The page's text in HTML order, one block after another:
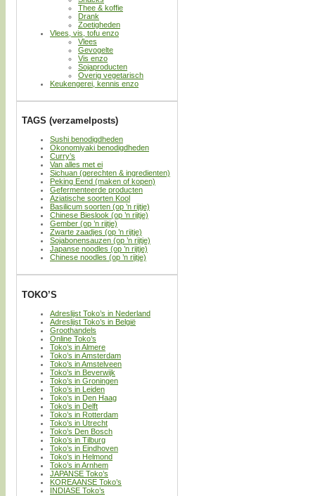
Thee & koffie
Drank
Zoetigheden
Vlees, vis, tofu enzo
Vlees
Gevogelte
Vis enzo
Sojaproducten
Overig vegetarisch
Keukengerei, kennis enzo
TAGS (verzamelposts)
Sushi benodigdheden
Okonomiyaki benodigdheden
Curry’s
Van alles met ei
Sichuan (gerechten & ingredienten)
Peking Eend (maken of kopen)
Gefermenteerde producten
Aziatische soorten Kool
Basilicum soorten (op ’n rijtje)
Chinese Bieslook (op ’n rijtje)
Gember (op ’n rijtje)
Zwarte zaadjes (op ’n rijtje)
Sojabonensauzen (op ’n rijtje)
Japanse noodles (op ’n rijtje)
Chinese noodles (op ’n rijtje)
TOKO’S
Adreslijst Toko’s in Nederland
Adreslijst Toko’s in België
Groothandels
Online Toko’s
Toko’s in Almere
Toko’s in Amsterdam
Toko’s in Amstelveen
Toko’s in Beverwijk
Toko’s in Groningen
Toko’s in Leiden
Toko’s in Den Haag
Toko’s in Delft
Toko’s in Rotterdam
Toko’s in Utrecht
Toko’s Den Bosch
Toko’s in Tilburg
Toko’s in Eindhoven
Toko’s in Helmond
Toko’s in Arnhem
JAPANSE Toko’s
KOREAANSE Toko’s
INDIASE Toko’s